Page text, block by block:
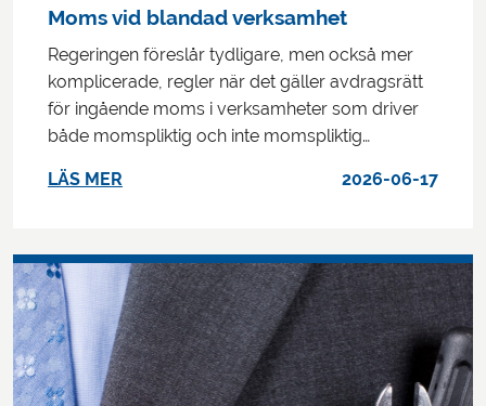
Moms vid blandad verksamhet
Regeringen föreslår tydligare, men också mer
komplicerade, regler när det gäller avdragsrätt
för ingående moms i verksamheter som driver
både momspliktig och inte momspliktig…
LÄS MER 2026-06-17